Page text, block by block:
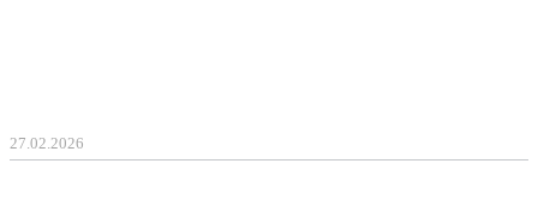
27.02.2026